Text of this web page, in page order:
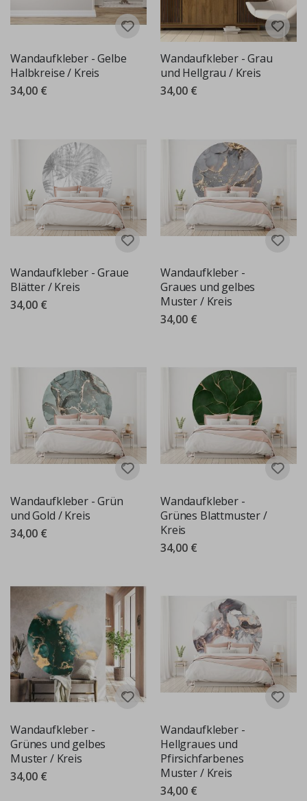
Wandaufkleber - Gelbe
Halbkreise / Kreis
34,00 €
Wandaufkleber - Grau
und Hellgrau / Kreis
34,00 €
Wandaufkleber - Graue
Blätter / Kreis
34,00 €
Wandaufkleber -
Graues und gelbes
Muster / Kreis
34,00 €
Wandaufkleber - Grün
und Gold / Kreis
34,00 €
Wandaufkleber -
Grünes Blattmuster /
Kreis
34,00 €
Wandaufkleber -
Grünes und gelbes
Muster / Kreis
34,00 €
Wandaufkleber -
Hellgraues und
Pfirsichfarbenes
Muster / Kreis
34,00 €